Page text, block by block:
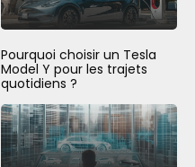
Pourquoi choisir un Tesla
Model Y pour les trajets
quotidiens ?